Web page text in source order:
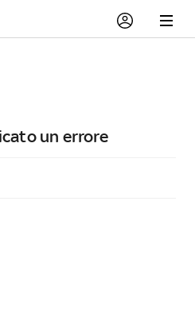
un errore